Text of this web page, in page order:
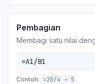
Pembagian
Membagi satu nilai
=A1/B1
Contoh: =20/4 → 5